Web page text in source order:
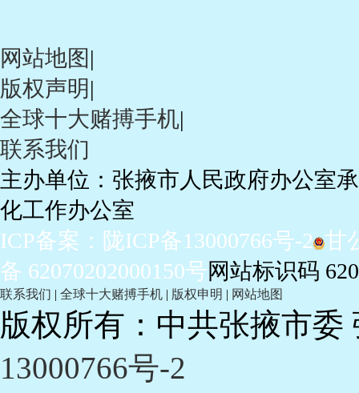
网站地图|
版权声明|
全球十大赌搏手机|
联系我们
主办单位：张掖市人民政府办公室
化工作办公室
ICP备案：陇ICP备13000766号-2 甘
备 62070202000150号网站标识码
联系我们 | 全球十大赌搏手机 | 版权申明 | 网站地图
版权所有：中共张掖市
13000766号-2